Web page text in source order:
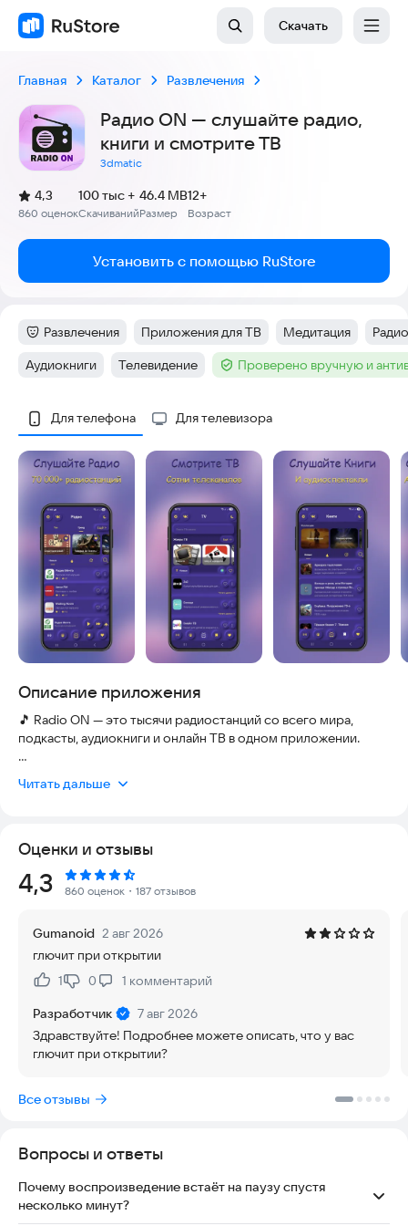
Скачать
Главная Каталог Развлечения
Радио ON — слушайте радио,
книги и смотрите ТВ
3dmatic
Рейтинг:
4,3
(
860 оценок
)
Скачиваний
100 тыс +
Размер
46.4 MB
Возраст
12+
Установить с помощью RuStore
Категория:
Развлечения Тег:
Приложения для ТВ Тег:
Медитация Тег:
Радио
Тег:
Аудиокниги Тег:
Телевидение Тег :Проверено вручную и
Скриншоты
Для телефона Для телевизора
Описание приложения
🎵 Radio ON — это тысячи радиостанций со всего мира,
подкасты, аудиокниги и онлайн ТВ в одном приложении.
- Тысячи онлайн-радиостанций из разных стран
- Поиск по жанрам, странам и названиям
медиатеку
- Таймер сна — радио выключится само в нужное время
- Автоподключение при потере сигнала
- Автовоспроизведение последней станции при запуске
📺 ОНЛАЙН ТВ
- Прямые трансляции ТВ-каналов
- Расписание программ
- Полноэкранный режим просмотра
- Фильтрация по жанрам и странам
📚 АУДИОКНИГИ
- Персональная библиотека избранного
🎙️ ПОДКАСТЫ
- Огромная библиотека подкастов на любой вкус
Читать дальше
Оценки и отзывы
Рейтинг:
4,3 860 оценок ・187 отзывов
Gumanoid 2 авг 2026
глючит при открытии
Нравится:
1Не нравится:
0 1 комментарий
Разработчик
7 авг 2026
Здравствуйте! Подробнее можете описать, что у вас
глючит при открытии?
Все отзывы
Вопросы и ответы
Почему воспроизведение встаёт на паузу спустя
несколько минут?